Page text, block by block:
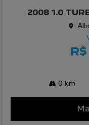
2008 1.0
0 km